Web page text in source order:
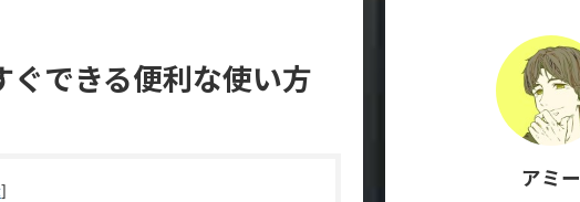
できる便利な使い方
] アミー